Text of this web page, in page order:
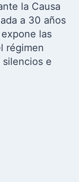
la Causa
a 30 años
las
régimen
e